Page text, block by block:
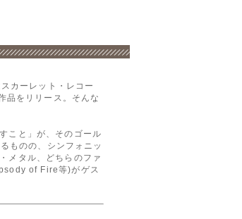
カーレット・レコー
をリリース。そんな
こと」が、そのゴール
ものの、シンフォニッ
メタル、どちらのファ
of Fire等)がゲス